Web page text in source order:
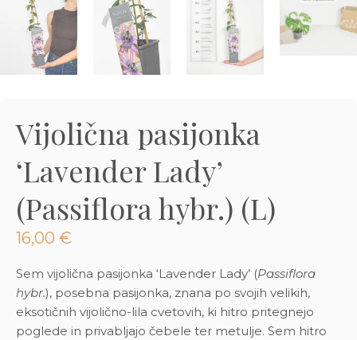
Vijolična pasijonka
‘Lavender Lady’
(Passiflora hybr.) (L)
16,00 €
Sem vijolična pasijonka ‘Lavender Lady’ (Passiflora
hybr.), posebna pasijonka, znana po svojih velikih,
eksotičnih vijolično-lila cvetovih, ki hitro pritegnejo
poglede in privabljajo čebele ter metulje. Sem hitro
Dodaj v košarico
Preberi prispevek